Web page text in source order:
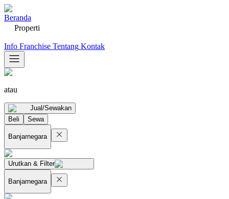
Beranda
Properti
Info Franchise Tentang Kontak
atau
Jual/Sewakan
Beli
Sewa
Banjarnegara
Urutkan & Filter
Banjarnegara